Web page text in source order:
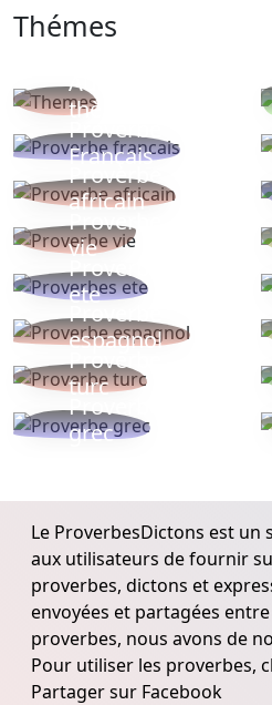
Thémes
Autres
thèmes
Proverbe
Français
Proverbe
africain
Proverbe
vie
Proverbes
ete
Proverbe
espagnol
Proverbe
turc
Proverbe
grec
Le ProverbesDictons est un
aux utilisateurs de fournir
proverbes, dictons et
envoyées et partagées
proverbes, nous avons de
Pour utiliser les proverbes,
Partager sur Facebook